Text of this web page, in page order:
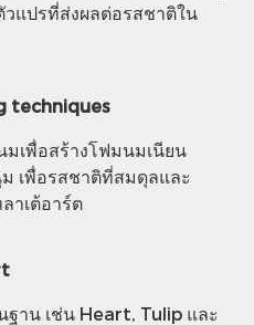
วแปรที่ส่งผลต่อรสชาติใน
techniques
มเพื่อสร้างโฟมนมเนียน
เพื่อรสชาติที่สมดุลและ
าเต้อาร์ต
ฐาน เช่น Heart, Tulip และ